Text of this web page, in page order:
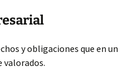
y obligaciones que en un
valorados.